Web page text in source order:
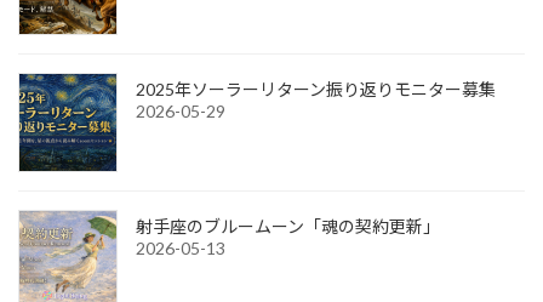
2025年ソーラーリターン振り返りモニター募集
2026-05-29
射手座のブルームーン「魂の契約更新」
2026-05-13